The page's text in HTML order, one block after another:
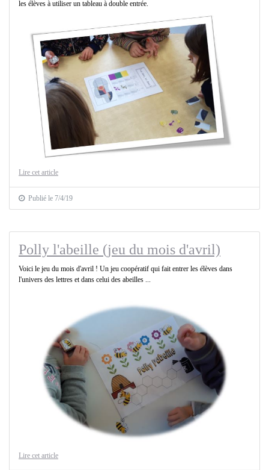
les élèves à utiliser un tableau à double entrée.
Lire cet article
Publié le 7/4/19
Polly l'abeille (jeu du mois d'avril)
Voici le jeu du mois d'avril ! Un jeu coopératif qui fait entrer les élèves dans
l'univers des lettres et dans celui des abeilles ...
Lire cet article